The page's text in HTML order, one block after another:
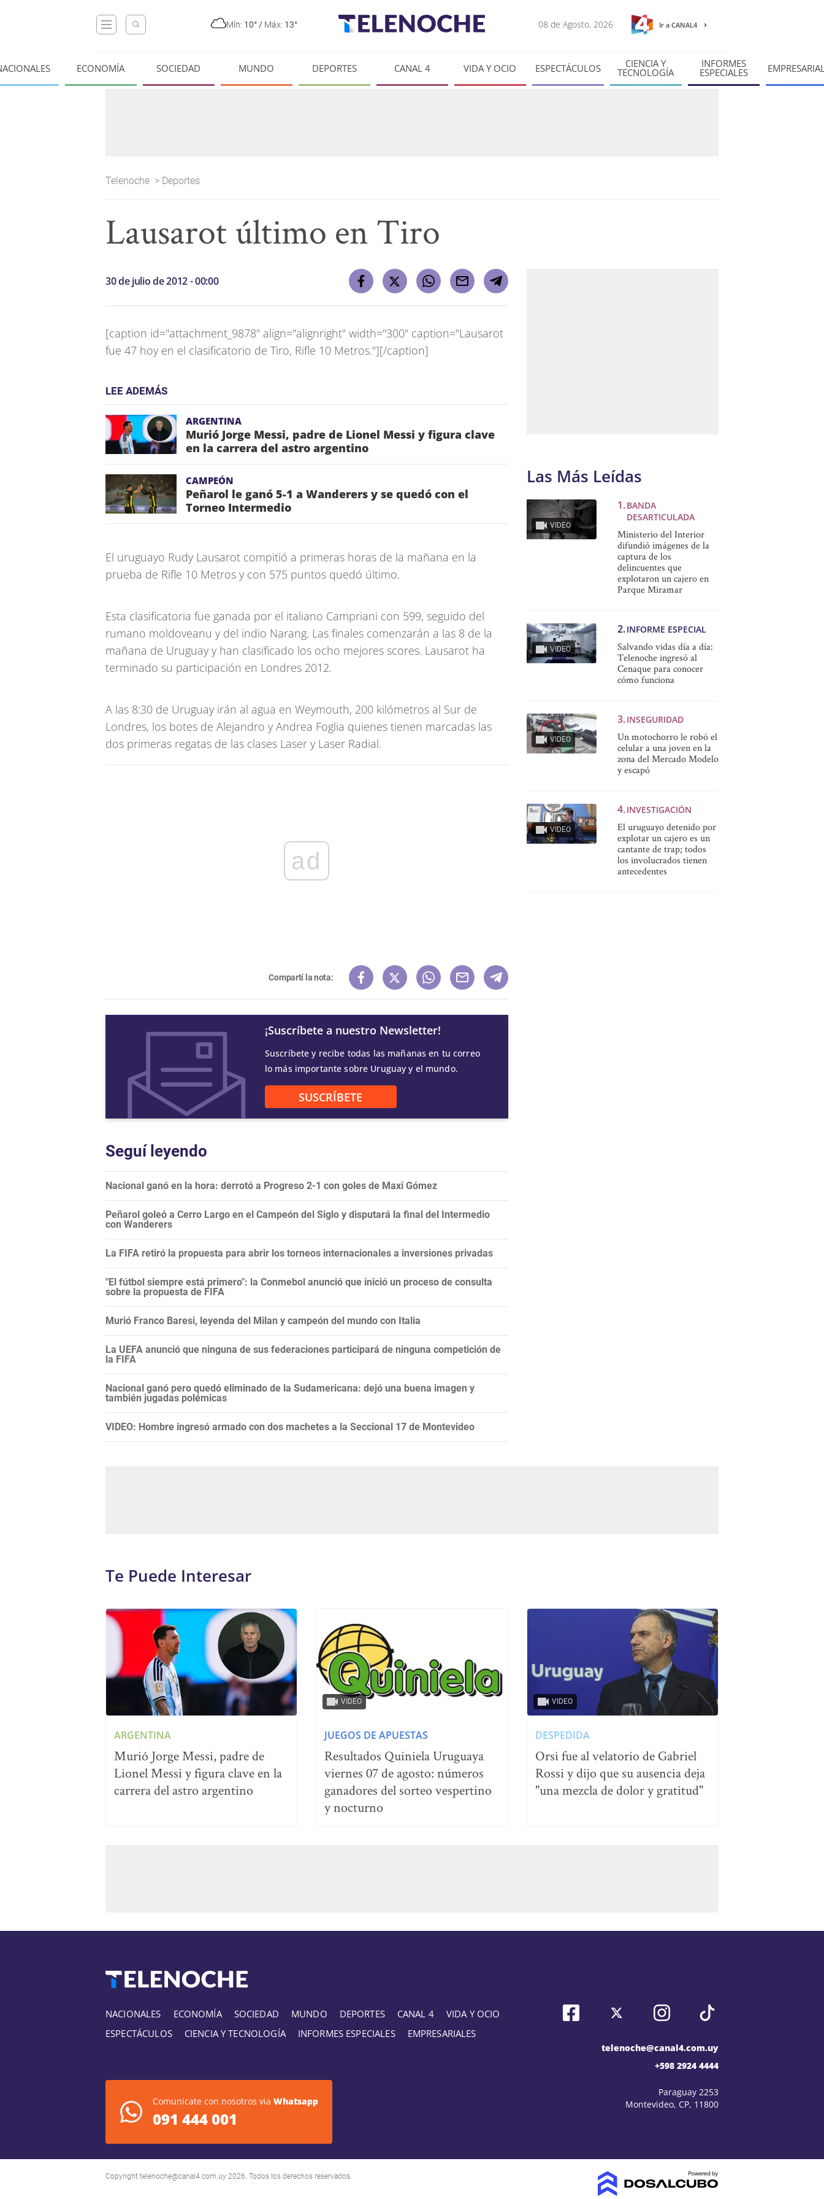
Mín: 10° / Máx: 13° 08 de Agosto, 2026 Ir a CANAL4
ECONOMÍA SOCIEDAD MUNDO DEPORTES CANAL 4 VIDA Y OCIO ESPECTÁCULOS CIENCIA Y
TECNOLOGÍA
INFORMES
ESPECIALES
Telenoche > Deportes
Lausarot último en Tiro
30 de julio de 2012 - 00:00
[caption id="attachment_9878" align="alignright" width="300" caption="Lausarot
fue 47 hoy en el clasificatorio de Tiro, Rifle 10 Metros."][/caption]
LEE ADEMÁS
ARGENTINA
Murió Jorge Messi, padre de Lionel Messi y figura clave
en la carrera del astro argentino
CAMPEÓN
Peñarol le ganó 5-1 a Wanderers y se quedó con el
Torneo Intermedio
El uruguayo Rudy Lausarot compitió a primeras horas de la mañana en la
prueba de Rifle 10 Metros y con 575 puntos quedó último.
Esta clasificatoria fue ganada por el italiano Campriani con 599, seguido del
rumano moldoveanu y del indio Narang. Las finales comenzarán a las 8 de la
mañana de Uruguay y han clasificado los ocho mejores scores. Lausarot ha
terminado su participación en Londres 2012.
A las 8:30 de Uruguay irán al agua en Weymouth, 200 kilómetros al Sur de
Londres, los botes de Alejandro y Andrea Foglia quienes tienen marcadas las
dos primeras regatas de las clases Laser y Laser Radial.
ad
Compartí la nota:
¡Suscríbete a nuestro Newsletter!
Suscríbete y recibe todas las mañanas en tu correo
lo más importante sobre Uruguay y el mundo.
SUSCRÍBETE
Seguí leyendo
Nacional ganó en la hora: derrotó a Progreso 2-1 con goles de Maxi Gómez
Peñarol goleó a Cerro Largo en el Campeón del Siglo y disputará la final del Intermedio
con Wanderers
La FIFA retiró la propuesta para abrir los torneos internacionales a inversiones privadas
"El fútbol siempre está primero": la Conmebol anunció que inició un proceso de consulta
sobre la propuesta de FIFA
Murió Franco Baresi, leyenda del Milan y campeón del mundo con Italia
La UEFA anunció que ninguna de sus federaciones participará de ninguna competición de
la FIFA
Nacional ganó pero quedó eliminado de la Sudamericana: dejó una buena imagen y
también jugadas polémicas
VIDEO: Hombre ingresó armado con dos machetes a la Seccional 17 de Montevideo
Las Más Leídas
VIDEO
BANDA
DESARTICULADA
Ministerio del Interior
difundió imágenes de la
captura de los
delincuentes que
explotaron un cajero en
Parque Miramar
VIDEO
INFORME ESPECIAL
Salvando vidas día a día:
Telenoche ingresó al
Cenaque para conocer
cómo funciona
VIDEO
INSEGURIDAD
Un motochorro le robó el
celular a una joven en la
zona del Mercado Modelo
y escapó
VIDEO
INVESTIGACIÓN
El uruguayo detenido por
explotar un cajero es un
cantante de trap; todos
los involucrados tienen
antecedentes
Te Puede Interesar
ARGENTINA
Murió Jorge Messi, padre de
Lionel Messi y figura clave en la
carrera del astro argentino
VIDEO
JUEGOS DE APUESTAS
Resultados Quiniela Uruguaya
viernes 07 de agosto: números
ganadores del sorteo vespertino
y nocturno
VIDEO
DESPEDIDA
Orsi fue al velatorio de Gabriel
Rossi y dijo que su ausencia deja
"una mezcla de dolor y gratitud"
NACIONALES ECONOMÍA SOCIEDAD MUNDO DEPORTES CANAL 4
VIDA Y OCIO
ESPECTÁCULOS
CIENCIA Y TECNOLOGÍA INFORMES ESPECIALES EMPRESARIALES
Comunicate con nosotros via Whatsapp
091 444 001
telenoche@canal4.com.uy
+598 2924 4444
Paraguay 2253
Montevideo, CP, 11800
Copyright telenoche@canal4.com.uy 2026. Todos los derechos reservados.